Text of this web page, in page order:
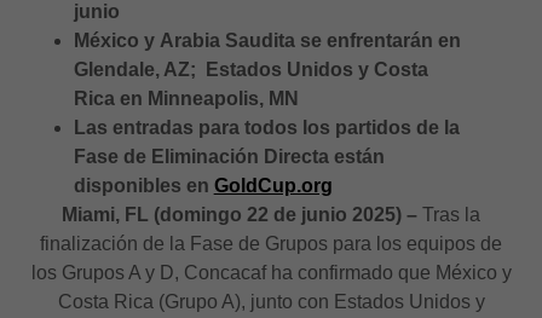
junio
México y Arabia Saudita se enfrentarán en
Glendale, AZ; Estados Unidos y Costa
Rica en Minneapolis, MN
Las entradas para todos los partidos de la
Fase de Eliminación Directa están
disponibles en GoldCup.org
Miami, FL (domingo 22 de junio 2025) – Tras la
finalización de la Fase de Grupos para los equipos de
los Grupos A y D, Concacaf ha confirmado que México y
Costa Rica (Grupo A), junto con Estados Unidos y